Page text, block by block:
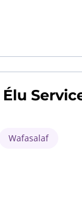
Wafasalaf